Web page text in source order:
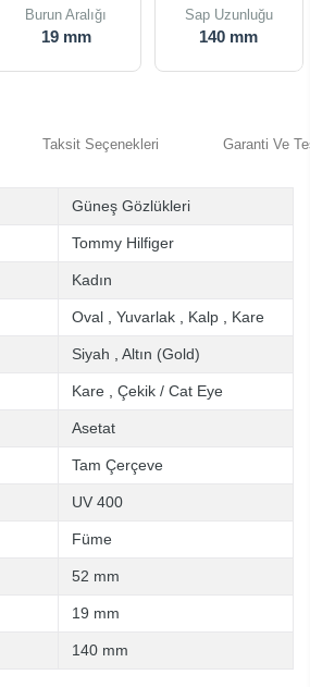
Burun Aralığı
19 mm
Sap Uzunluğu
140 mm
Taksit Seçenekleri Garanti Ve
Güneş Gözlükleri
Tommy Hilfiger
Kadın
Oval Yuvarlak Kalp Kare
Siyah Altın (Gold)
Kare Çekik / Cat Eye
Asetat
Tam Çerçeve
UV 400
Füme
52 mm
19 mm
140 mm